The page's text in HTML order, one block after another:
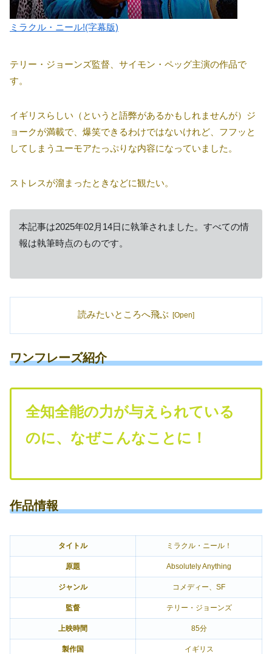
ミラクル・ニール!(字幕版)
テリー・ジョーンズ監督、サイモン・ペッグ主演の作品で
す。
イギリスらしい（というと語弊があるかもしれませんが）ジ
ョークが満載で、爆笑できるわけではないけれど、フフッと
してしまうユーモアたっぷりな内容になっていました。
ストレスが溜まったときなどに観たい。
本記事は2025年02月14日に執筆されました。すべての情
報は執筆時点のものです。
読みたいところへ飛ぶ
ワンフレーズ紹介
全知全能の力が与えられている
のに、なぜこんなことに！
作品情報
タイトル ミラクル・ニール！
原題 Absolutely Anything
ジャンル コメディー、SF
監督 テリー・ジョーンズ
上映時間 85分
製作国 イギリス